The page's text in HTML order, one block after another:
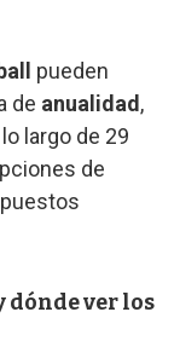
pueden
de anualidad ,
largo de 29
de
dónde ver los